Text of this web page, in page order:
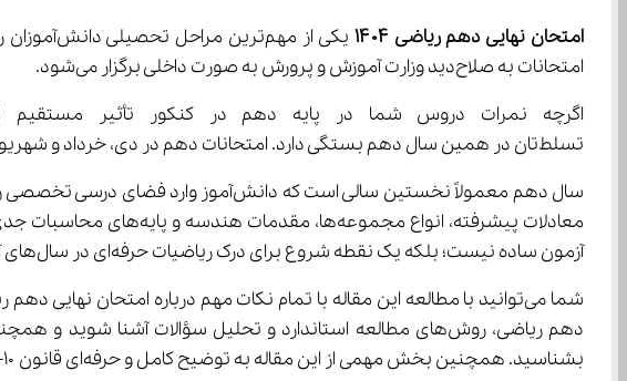
امتحان نهایی دهم ریاضی ۱۴۰۴
امتحانات به صلاح‌دید وزارت آموزش و پرورش به صورت داخلی برگزار می‌شود.
تسلط‌تان در همین سال دهم بستگی دارد. امتحانات دهم در دی، خرداد و شهریور به صورت داخلی برگزار می‌شود و منابع درسی نیز توسط وزارت آموزش و پرورش تعیین شده است.
معادلات پیشرفته، انواع مجموعه‌ها، مقدمات هندسه و پایه‌های محاسبات جدی‌تر وارد برنامه آموزشی می‌شوند؛ بنابراین
آزمون ساده نیست؛ بلکه یک نقطه شروع برای درک ریاضیات حرفه‌ای در سال‌های آینده است.
شما می‌توانید با مطالعه این مقاله با تمام نکات مهم درباره امتحان نهایی دهم ریاضی ۱۴۰۴، زمان برگزاری امتحانات، نحوه برنامه‌ریزی، نحوه نوشتن
دهم ریاضی، روش‌های مطالعه استاندارد و تحلیل سؤالات
بشناسید. همچنین بخش مهمی از این مقاله به توضیح کامل و حرفه‌ای قانون ۱۰–۲۰–۳۰–۴۰ اختصاص دارد که یکی از قدرتمندترین روش‌های مدیریت زمان در جلسه امتحان است.